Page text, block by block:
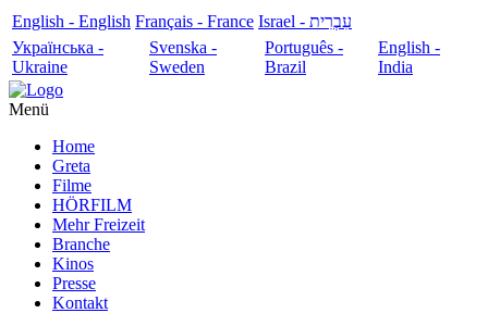
English - English Français - France
עִבְרִית - Israel
Українська -
Ukraine
Svenska -
Sweden
Português -
Brazil
English -
India
Menü
Home
Greta
Filme
HÖRFILM
Mehr Freizeit
Branche
Kinos
Presse
Kontakt